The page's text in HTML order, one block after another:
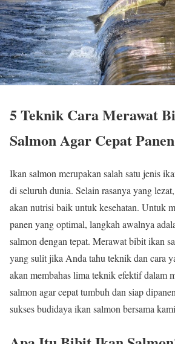
5 Teknik Cara Merawat
Salmon Agar Cepat Panen
Ikan salmon merupakan salah satu jenis
di seluruh dunia. Selain rasanya yang
akan nutrisi baik untuk kesehatan. Untuk
panen yang optimal, langkah awalnya
salmon dengan tepat. Merawat bibit ikan
yang sulit jika Anda tahu teknik dan cara
akan membahas lima teknik efektif dalam
salmon agar cepat tumbuh dan siap
sukses budidaya ikan salmon bersama